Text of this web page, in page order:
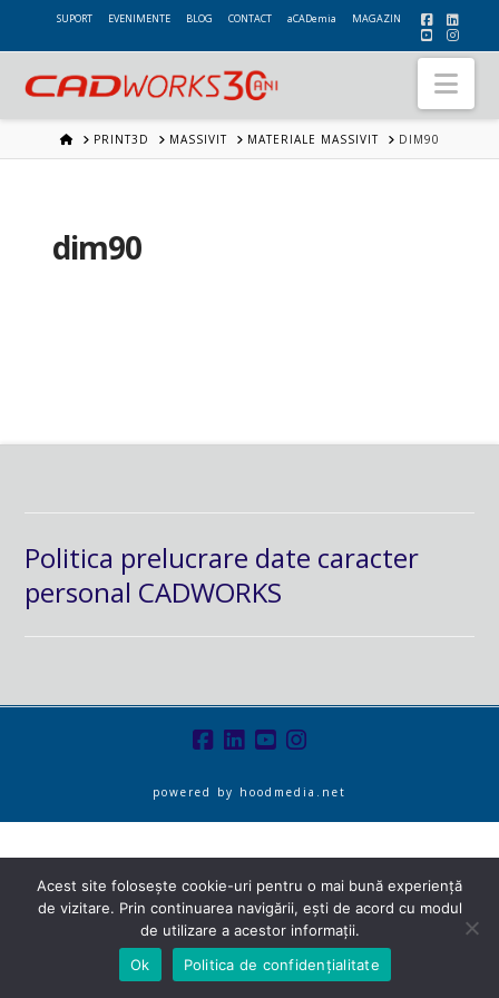
SUPORT EVENIMENTE BLOG CONTACT aCADemia MAGAZIN
HOMEPRINT3D MASSIVIT MATERIALE MASSIVIT DIM90
dim90
Politica prelucrare date caracter
personal CADWORKS
powered by hoodmedia.net
Acest site folosește cookie-uri pentru o mai bună experiență
de vizitare. Prin continuarea navigării, ești de acord cu modul
de utilizare a acestor informații.
Ok
Politica de confidențialitate